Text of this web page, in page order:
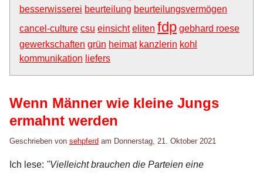
besserwisserei beurteilung beurteilungsvermögen
cancel-culture csu einsicht eliten fdp gebhard roese
gewerkschaften grün heimat kanzlerin kohl
kommunikation liefers
Wenn Männer wie kleine Jungs
ermahnt werden
Geschrieben von sehpferd am Donnerstag, 21. Oktober 2021
Ich lese: "Vielleicht brauchen die Parteien eine